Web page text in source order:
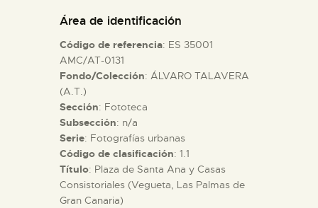
ACTIVIDADES
█
EL MUSEO
COLECCIONES
Área de identificación
Código de referencia: ES 35001
AMC/AT-0131
Fondo/Colección: ÁLVARO TALAVERA
(A.T.)
Sección: Fototeca
Subsección: n/a
Serie: Fotografías urbanas
Código de clasificación: 1.1
Título: Plaza de Santa Ana y Casas
Consistoriales (Vegueta, Las Palmas de
Gran Canaria)